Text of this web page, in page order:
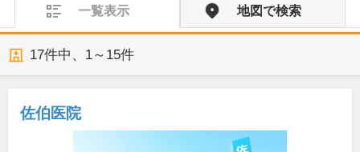
一覧表示 地図で検索
17件中、 1～15件
佐伯医院